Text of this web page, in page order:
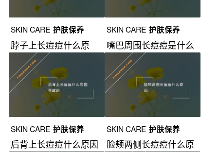
SKIN CARE 护肤保养
脖子上长痘痘什么原
因？
SKIN CARE 护肤保养
嘴巴周围长痘痘是什么
原因引起的？
SKIN CARE 护肤保养
后背上长痘痘什么原因
SKIN CARE 护肤保养
脸颊两侧长痘痘什么原